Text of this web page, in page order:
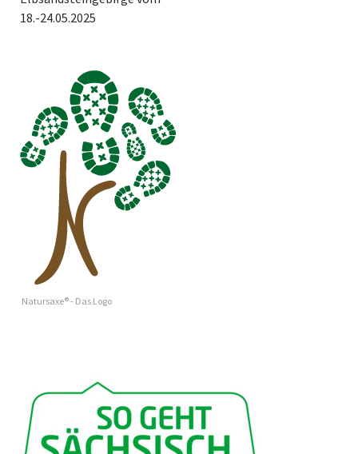
18.-24.05.2025
Natursaxe® - Das Logo